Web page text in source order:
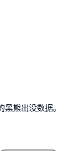
熊出没数据。